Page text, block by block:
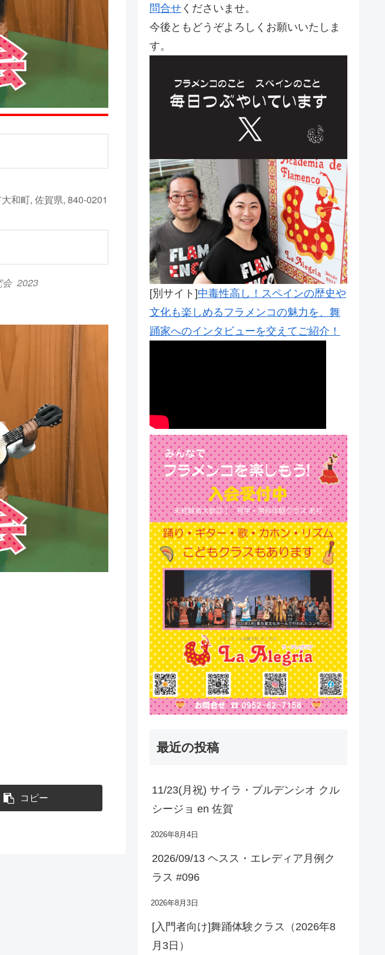
Outlook Live
和町, 佐賀県, 840-0201
会 2023
コピー
問合せ くださいませ。
今後ともどうぞよろしくお願いいたしま
す。
[別サイト]中毒性高し！スペインの歴史や
文化も楽しめるフラメンコの魅力を、舞
踊家へのインタビューを交えてご紹介！
最近の投稿
11/23(月祝) サイラ・プルデンシオ クル
シージョ en 佐賀
2026年8月4日
2026/09/13 ヘスス・エレディア月例ク
ラス #096
2026年8月3日
[入門者向け]舞踊体験クラス（2026年8
月3日）